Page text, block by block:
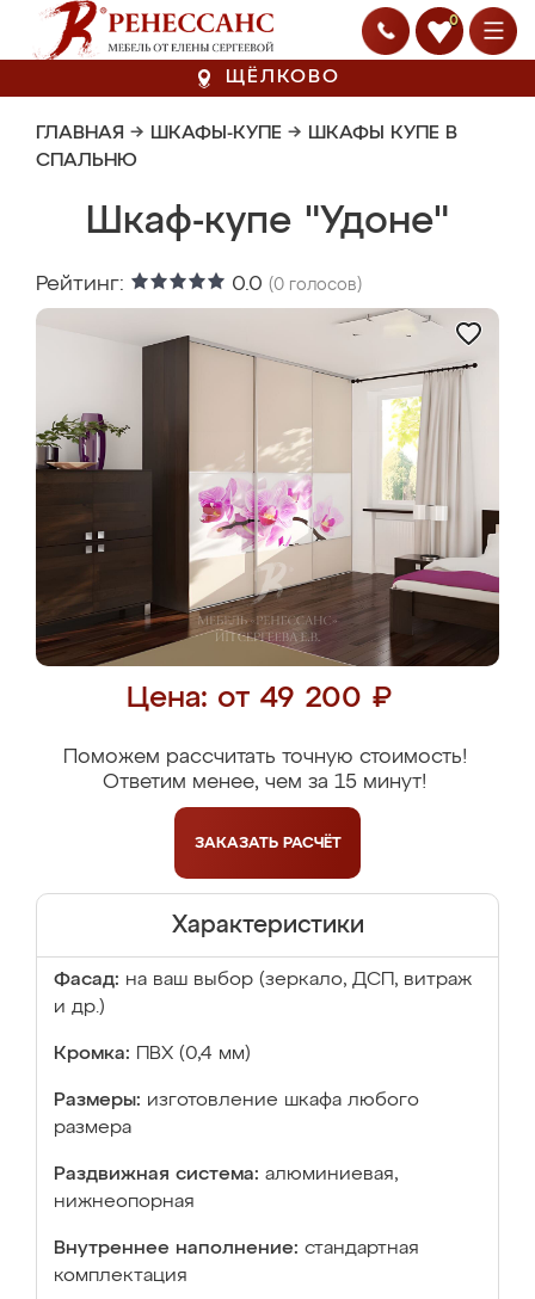
0
ЩЁЛКОВО
ГЛАВНАЯ → ШКАФЫ-КУПЕ → ШКАФЫ КУПЕ В
СПАЛЬНЮ
Шкаф-купе "Удоне"
Рейтинг: 0.0 (0 голосов)
Цена: от 49 200 ₽
Поможем рассчитать точную стоимость!
Ответим менее, чем за 15 минут!
ЗАКАЗАТЬ РАСЧЁТ
Характеристики
Фасад: на ваш выбор (зеркало, ДСП, витраж
и др.)
Кромка: ПВХ (0,4 мм)
Размеры: изготовление шкафа любого
размера
Раздвижная система: алюминиевая,
нижнеопорная
Внутреннее наполнение: стандартная
комплектация